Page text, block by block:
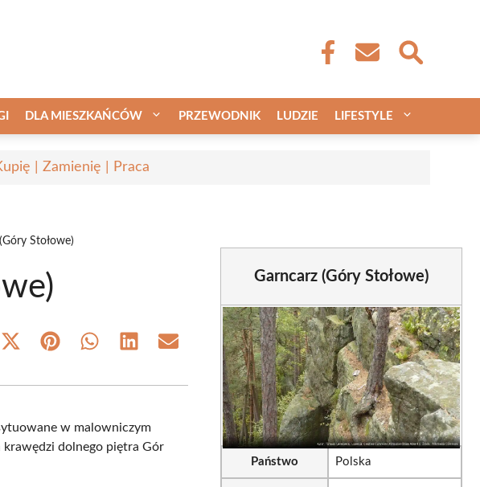
DLA MIESZKAŃCÓW PRZEWODNIK LUDZIE LIFESTYLE
| Zamienię | Praca
Stołowe)
Share
(Twitter)
Share Share Share Share
w malowniczym
krawędzi dolnego piętra Gór
Garncarz (Góry Stołowe)
Państwo Polska